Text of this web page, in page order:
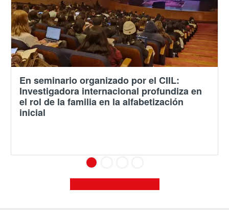
En seminario organizado por el CIIL:
Investigadora internacional profundiza en
el rol de la familia en la alfabetización
inicial
Ver más noticias